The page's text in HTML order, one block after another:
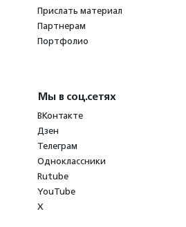
Прислать материал
Партнерам
Портфолио
Мы в соц.сетях
ВКонтакте
Дзен
Телеграм
Одноклассники
Rutube
YouTube
X